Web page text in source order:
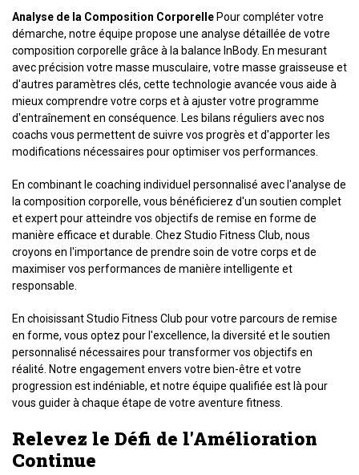
Analyse de la Composition Corporelle Pour compléter votre
démarche, notre équipe propose une analyse détaillée de votre
composition corporelle grâce à la balance InBody. En mesurant
avec précision votre masse musculaire, votre masse graisseuse et
d'autres paramètres clés, cette technologie avancée vous aide à
mieux comprendre votre corps et à ajuster votre programme
d'entraînement en conséquence. Les bilans réguliers avec nos
coachs vous permettent de suivre vos progrès et d'apporter les
modifications nécessaires pour optimiser vos performances.
En combinant le coaching individuel personnalisé avec l'analyse de
la composition corporelle, vous bénéficierez d'un soutien complet
et expert pour atteindre vos objectifs de remise en forme de
manière efficace et durable. Chez Studio Fitness Club, nous
croyons en l'importance de prendre soin de votre corps et de
maximiser vos performances de manière intelligente et
responsable.
En choisissant Studio Fitness Club pour votre parcours de remise
en forme, vous optez pour l'excellence, la diversité et le soutien
personnalisé nécessaires pour transformer vos objectifs en
réalité. Notre engagement envers votre bien-être et votre
progression est indéniable, et notre équipe qualifiée est là pour
vous guider à chaque étape de votre aventure fitness.
Relevez le Défi de l'Amélioration
Continue